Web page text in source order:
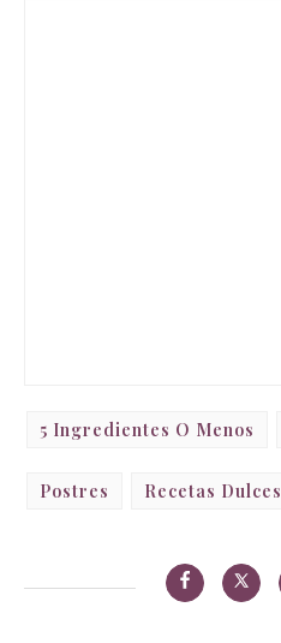
5 Ingredientes O Menos
Postres Recetas Dulces